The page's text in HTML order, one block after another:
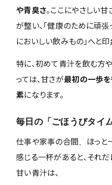
や青臭さ。ここにやさしい
が整い、「健康のために頑
においしい飲みもの」へと印
特に、初めて青汁を飲む方
っては、甘さが最初の一歩
素になります。
毎日の「ごほうびタイ
仕事や家事の合間、ほっと
感じる一杯があると、それ
甘い青汁は、